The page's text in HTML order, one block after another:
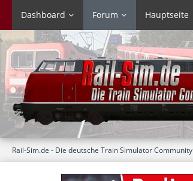
Dashboard Forum Hauptseite
Rail-Sim.de - Die deutsche Train Simulator Community